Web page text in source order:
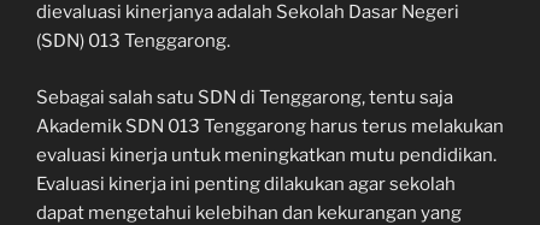
dievaluasi kinerjanya adalah Sekolah Dasar Negeri
(SDN) 013 Tenggarong.
Sebagai salah satu SDN di Tenggarong, tentu saja
Akademik SDN 013 Tenggarong harus terus melakukan
evaluasi kinerja untuk meningkatkan mutu pendidikan.
Evaluasi kinerja ini penting dilakukan agar sekolah
dapat mengetahui kelebihan dan kekurangan yang